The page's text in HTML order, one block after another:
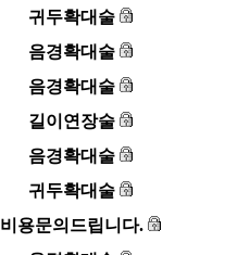
귀두확대술
음경확대술
음경확대술
길이연장술
음경확대술
귀두확대술
비용문의드립니다.